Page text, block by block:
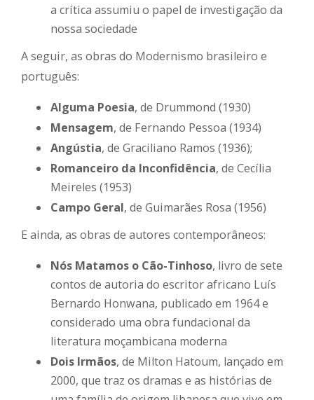
a crítica assumiu o papel de investigação da
nossa sociedade
A seguir, as obras do Modernismo brasileiro e
português:
Alguma Poesia, de Drummond (1930)
Mensagem, de Fernando Pessoa (1934)
Angústia, de Graciliano Ramos (1936);
Romanceiro da Inconfidência, de Cecília
Meireles (1953)
Campo Geral, de Guimarães Rosa (1956)
E ainda, as obras de autores contemporâneos:
Nós Matamos o Cão-Tinhoso, livro de sete
contos de autoria do escritor africano Luís
Bernardo Honwana, publicado em 1964 e
considerado uma obra fundacional da
literatura moçambicana moderna
Dois Irmãos, de Milton Hatoum, lançado em
2000, que traz os dramas e as histórias de